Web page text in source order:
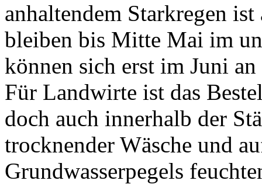
anhaltendem Starkregen
bleiben bis Mitte Mai im
können sich erst im Juni
Für Landwirte ist das
doch auch innerhalb der
trocknender Wäsche und
Grundwasserpegels